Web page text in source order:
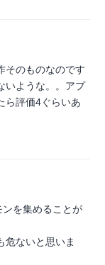
そのものなのです
いような。。アプ
ら評価4ぐらいあ
を集めることが
危ないと思いま